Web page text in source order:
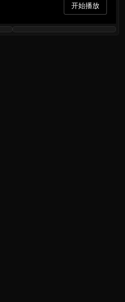
开始播放